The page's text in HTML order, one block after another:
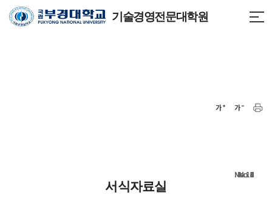
기술경영전문대학원
서식자료실
14
13
12
11
10
9
8
7
6
5
4
3
2
1